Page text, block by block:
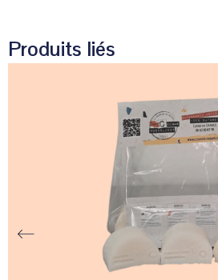
Produits liés